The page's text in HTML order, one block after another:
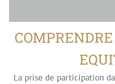
La prise de participation